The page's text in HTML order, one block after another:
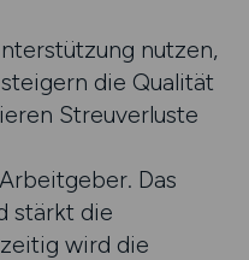
nutzen,
die Qualität
Streuverluste
Das
stärkt die
wird die